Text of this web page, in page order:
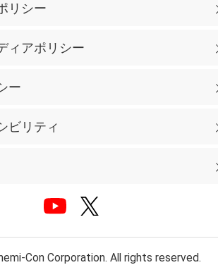
リシー
ィアポリシー
ー
ビリティ
Con Corporation. All rights reserved.